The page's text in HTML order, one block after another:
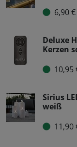
6,90
Deluxe
Kerzen
10,95
Sirius
weiß
11,90